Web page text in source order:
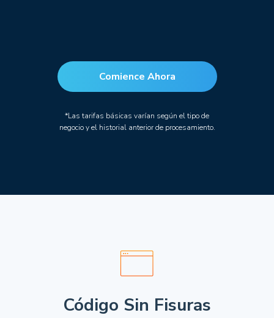
Comience Ahora
*Las tarifas básicas varían según el tipo de
negocio y el historial anterior de procesamiento.
Código Sin Fisuras